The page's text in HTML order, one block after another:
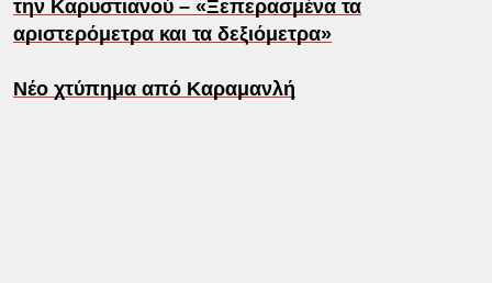
την Καρυστιανού – «Ξεπερασμένα τα
αριστερόμετρα και τα δεξιόμετρα»
Νέο χτύπημα από Καραμανλή